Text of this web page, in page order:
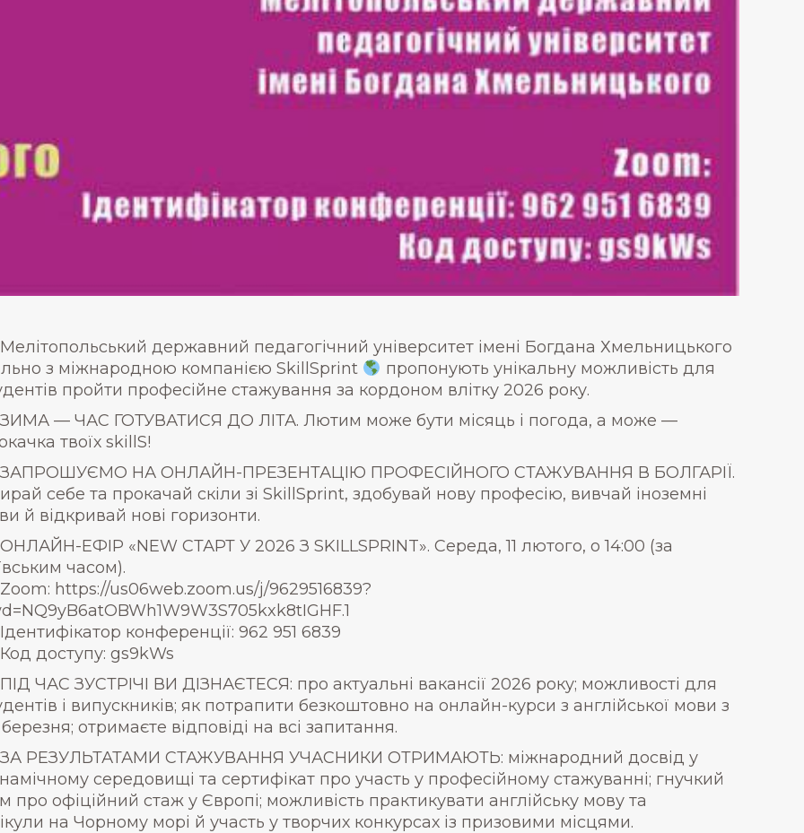
державний педагогічний університет імені Богдана Хмельницького
з міжнародною компанією SkillSprint
пропонують унікальну можливість для
пройти професійне стажування за кордоном влітку 2026 року.
— ЧАС ГОТУВАТИСЯ ДО ЛІТА. Лютим може бути місяць і погода, а може —
твоїх skillS!
НА ОНЛАЙН-ПРЕЗЕНТАЦІЮ ПРОФЕСІЙНОГО СТАЖУВАННЯ В БОЛГАРІЇ.
себе та прокачай скіли зі SkillSprint, здобувай нову професію, вивчай іноземні
й відкривай нові горизонти.
ЕФІР «NEW СТАРТ У 2026 З SKILLSPRINT». Середа, 11 лютого, о 14:00 (за
часом).
https://us06web.zoom.us/j/9629516839?
конференції: 962 951 6839
доступу: gs9kWs
ЧАС ЗУСТРІЧІ ВИ ДІЗНАЄТЕСЯ: про актуальні вакансії 2026 року; можливості для
і випускників; як потрапити безкоштовно на онлайн-курси з англійської мови з
отримаєте відповіді на всі запитання.
РЕЗУЛЬТАТАМИ СТАЖУВАННЯ УЧАСНИКИ ОТРИМАЮТЬ: міжнародний досвід у
середовищі та сертифікат про участь у професійному стажуванні; гнучкий
про офіційний стаж у Європі; можливість практикувати англійську мову та
на Чорному морі й участь у творчих конкурсах із призовими місцями.